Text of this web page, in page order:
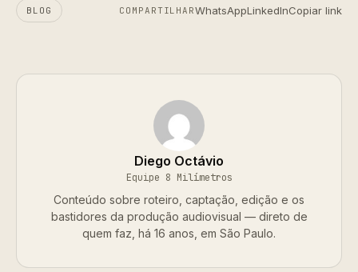
BLOG COMPARTILHARWhatsAppLinkedInCopiar link
Diego Octávio
Equipe 8 Milímetros
Conteúdo sobre roteiro, captação, edição e os
bastidores da produção audiovisual — direto de
quem faz, há 16 anos, em São Paulo.